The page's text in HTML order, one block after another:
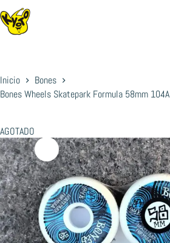
Saltar
al
contenido
Inicio
Bones
Bones Wheels Skatepark Formula 58mm 104A
AGOTADO